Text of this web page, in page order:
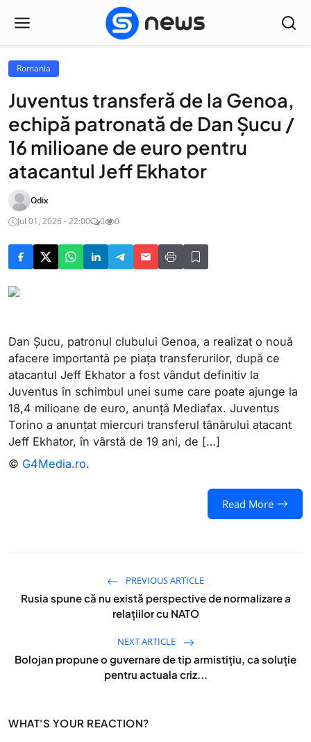
Romania
Juventus transferă de la Genoa,
echipă patronată de Dan Șucu /
16 milioane de euro pentru
atacantul Jeff Ekhator
Odix
Jul 01, 2026 - 22:00
0 0
Dan Șucu, patronul clubului Genoa, a realizat o nouă
afacere importantă pe piața transferurilor, după ce
atacantul Jeff Ekhator a fost vândut definitiv la
Juventus în schimbul unei sume care poate ajunge la
18,4 milioane de euro, anunță Mediafax. Juventus
Torino a anunțat miercuri transferul tânărului atacant
Jeff Ekhator, în vârstă de 19 ani, de […]
© G4Media.ro.
Read More
PREVIOUS ARTICLE
Rusia spune că nu există perspective de normalizare a
relaţiilor cu NATO
NEXT ARTICLE
Bolojan propune o guvernare de tip armistițiu, ca soluție
pentru actuala criz...
WHAT'S YOUR REACTION?